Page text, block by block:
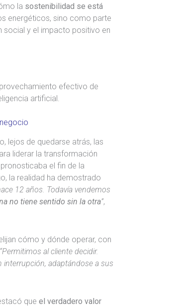
la sostenibilidad se está
energéticos, sino como parte
social y el impacto positivo en
efectivo de
artificial.
lejos de quedarse atrás, las
liderar la transformación
el fin de la
la realidad ha demostrado
12 años. Todavía vendemos
no tiene sentido sin la otra”,
cómo y dónde operar, con
“Permitimos al cliente decidir.
adaptándose a sus
que el verdadero valor